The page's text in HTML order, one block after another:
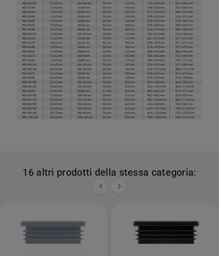
16 altri prodotti della stessa categoria:
 